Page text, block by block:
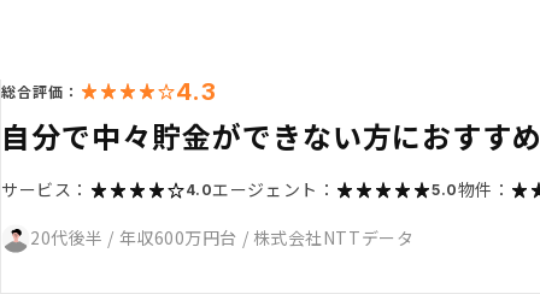
総合評価： 4.3
自分で中々貯金ができない方におすすめ
サービス： 4.0エージェント： 5.0物件：
20代後半 / 年収600万円台 / 株式会社NTTデータ